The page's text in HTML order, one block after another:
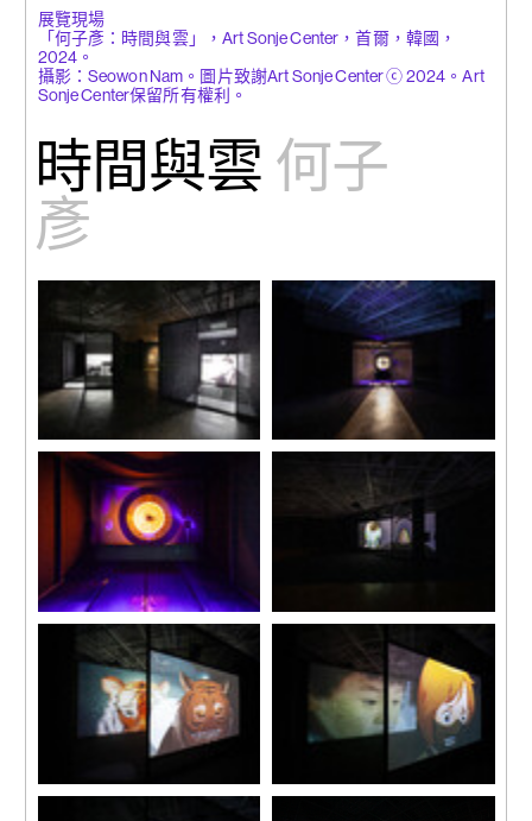
時間與雲 何子
彥
展覽現場
「何子彥：時間與雲」，Art Sonje Center，首爾，韓國，
2024。
攝影：Seowon Nam。圖片致謝Art Sonje Center ⓒ 2024。Art
Sonje Center保留所有權利。
展覽現場
「何子彥：時間與雲」，Art
Sonje Center，首爾，韓國，
2024。
攝影：Seowon Nam。圖片致
謝Art Sonje Center ⓒ 2024。
Art Sonje Center保留所有權
利。
《絕境旅館》，2019
色，24聲道，84分1秒），自
動風扇，燈，傳感器，顯示控
攝影：Seowon Nam。圖片致
Art Sonje Center保留所有權
《絕境旅館》，2019
六通道影像投影（4:3，彩
色，24聲道，84分1秒），自
動風扇，燈，傳感器，顯示控
攝影：Seowon Nam。圖片致
謝Art Sonje Center ⓒ 2024。
Art Sonje Center保留所有權
《T代表時間》，2023-2024
雙通道同步高清影像（彩色，
8聲道，約60分），紗網，紗
幕牆，實時算法編輯及合成系
攝影：Seowon Nam。圖片致
謝Art Sonje Center ⓒ 2024。
Art Sonje Center保留所有權
《T代表時間》，2023-2024
《T代表時間》，2023-2024